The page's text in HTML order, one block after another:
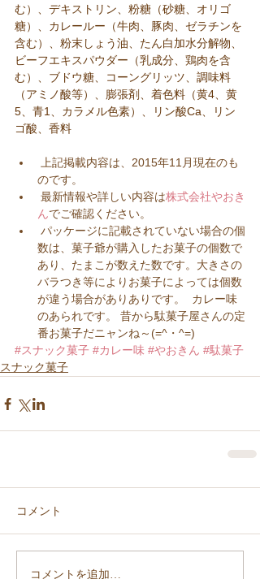
む）、デキストリン、粉糖（砂糖、オリゴ
糖）、カレールー（牛肉、豚肉、ゼラチンを
含む）、粉末しょう油、たん白加水分解物、
ビーフエキスパウダー（乳成分、鶏肉を含
む）、ブドウ糖、コーングリッツ、調味料
（アミノ酸等）、膨張剤、着色料（黄4、黄
5、青1、カラメル色素）、リン酸Ca、リン
ゴ酸、香料
のです。
最新情報や詳しい内容は株式会社やおき
んでご確認ください。
数は、菓子爺が購入したお菓子の個数で
あり、たまこが数えた数です。大きさの
バラつき等によりお菓子によっては個数
が違う場合がありありです。  カレー味
のあられです。 昔から駄菓子屋さんの定
番お菓子だニャンね～(=^・^=)
#スナック菓子 #カレー味 #やおきん #駄菓子
スナック菓子
コメント
コメントを追加…